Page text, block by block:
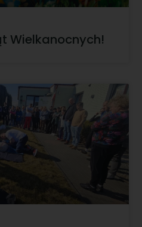
Wielkanocnych!